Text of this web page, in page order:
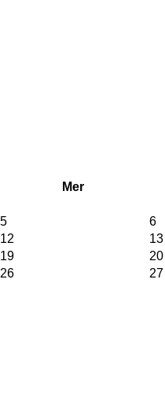
Mer
5 6
12 13
19 20
26 27